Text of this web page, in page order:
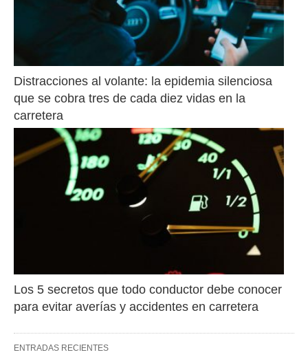
Distracciones al volante: la epidemia silenciosa
que se cobra tres de cada diez vidas en la
carretera
Los 5 secretos que todo conductor debe conocer
para evitar averías y accidentes en carretera
ENTRADAS RECIENTES